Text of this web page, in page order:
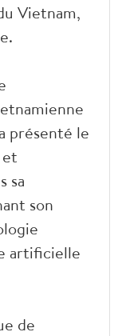
Vietnam,
présenté le
sa
son
artificielle
de